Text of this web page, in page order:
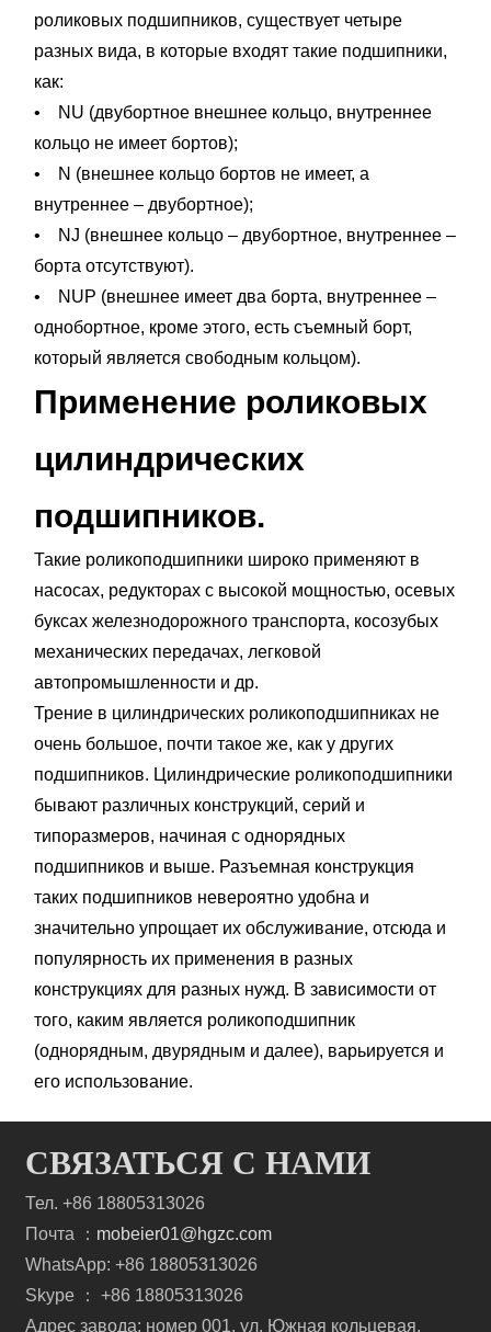
роликовых подшипников, существует четыре
разных вида, в которые входят такие подшипники,
как:
• NU (двубортное внешнее кольцо, внутреннее
кольцо не имеет бортов);
• N (внешнее кольцо бортов не имеет, а
внутреннее – двубортное);
• NJ (внешнее кольцо – двубортное, внутреннее –
борта отсутствуют).
• NUP (внешнее имеет два борта, внутреннее –
однобортное, кроме этого, есть съемный борт,
который является свободным кольцом).
Применение роликовых
цилиндрических
подшипников.
Такие роликоподшипники широко применяют в
насосах, редукторах с высокой мощностью, осевых
буксах железнодорожного транспорта, косозубых
механических передачах, легковой
автопромышленности и др.
Трение в цилиндрических роликоподшипниках не
очень большое, почти такое же, как у других
подшипников. Цилиндрические роликоподшипники
бывают различных конструкций, серий и
типоразмеров, начиная с однорядных
подшипников и выше. Разъемная конструкция
таких подшипников невероятно удобна и
значительно упрощает их обслуживание, отсюда и
популярность их применения в разных
конструкциях для разных нужд. В зависимости от
того, каким является роликоподшипник
(однорядным, двурядным и далее), варьируется и
его использование.
СВЯЗАТЬСЯ С НАМИ
Тел. +86 18805313026
Почта ： mobeier01@hgzc.com
WhatsApp: +86 18805313026
Skype ： +86 18805313026
Адрес завода: номер 001, ул. Южная кольцевая,